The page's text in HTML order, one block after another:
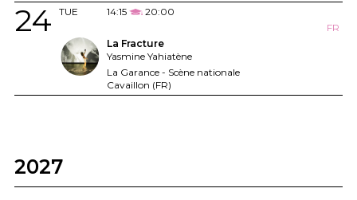
TUE
24 14:15
20:00
FR
La Fracture
Yasmine Yahiatène
La Garance - Scène nationale
Cavaillon (FR)
2027